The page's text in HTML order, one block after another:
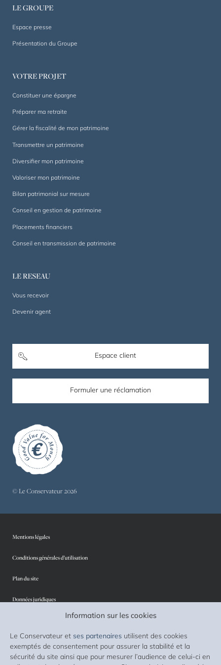
Information sur les cookies
Le Conservateur et ses partenaires utilisent des cookies
exemptés de consentement pour assurer la stabilité et la
sécurité du site ainsi que pour mesurer l’audience de celui-ci en
LE GROUPE
Espace presse
Présentation du Groupe
VOTRE PROJET
Constituer une épargne
Préparer ma retraite
Gérer la fiscalité de mon patrimoine
Transmettre un patrimoine
Diversifier mon patrimoine
Valoriser mon patrimoine
Bilan patrimonial sur mesure
Conseil en gestion de patrimoine
Placements financiers
Conseil en transmission de patrimoine
LE RESEAU
Vous recevoir
Devenir agent
Espace client
Formuler une réclamation
© Le Conservateur 2026
Mentions légales
Conditions générales d’utilisation
Plan du site
Données juridiques
Protection des données personnelles
Sécurité
Cookies